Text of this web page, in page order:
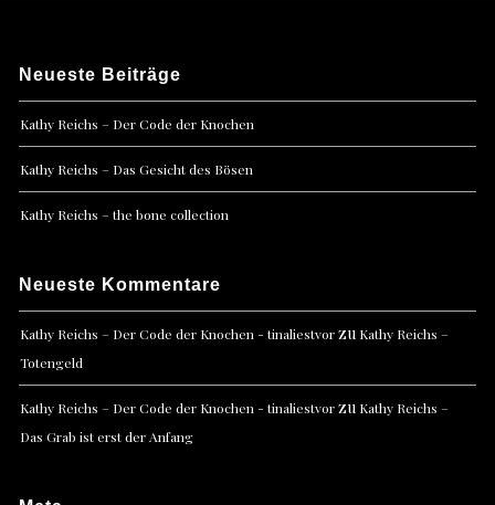
Neueste Beiträge
Kathy Reichs – Der Code der Knochen
Kathy Reichs – Das Gesicht des Bösen
Kathy Reichs – the bone collection
Neueste Kommentare
Kathy Reichs – Der Code der Knochen - tinaliestvorzu Kathy Reichs –
Totengeld
Kathy Reichs – Der Code der Knochen - tinaliestvorzu Kathy Reichs –
Das Grab ist erst der Anfang